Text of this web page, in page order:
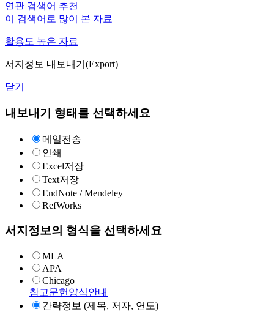
연관 검색어 추천
이 검색어로 많이 본 자료
활용도 높은 자료
서지정보 내보내기(Export)
닫기
내보내기 형태를 선택하세요
메일전송
인쇄
Excel저장
Text저장
EndNote / Mendeley
RefWorks
서지정보의 형식을 선택하세요
MLA
APA
Chicago
참고문헌양식안내
간략정보 (제목, 저자, 연도)